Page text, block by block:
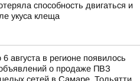
способность двигаться и
укуса клеща
августа в регионе появилось
о продаже ПВЗ